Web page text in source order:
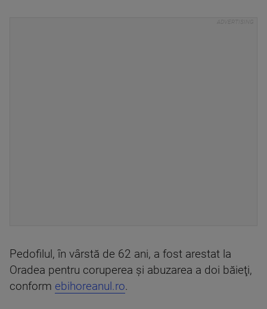
Pedofilul, în vârstă de 62 ani, a fost arestat la
Oradea pentru coruperea şi abuzarea a doi băieţi,
conform ebihoreanul.ro.